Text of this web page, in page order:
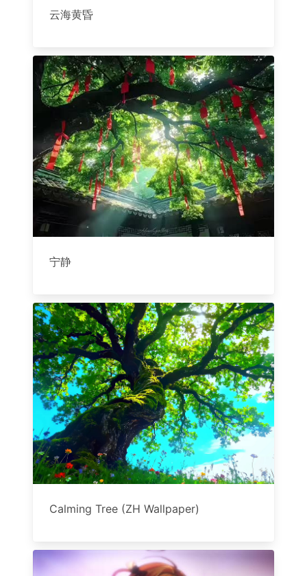
云海黄昏
宁静
Calming Tree (ZH Wallpaper)